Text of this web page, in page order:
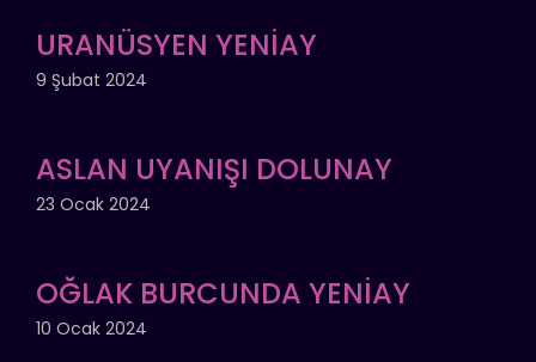
URANÜSYEN YENİAY
9 Şubat 2024
ASLAN UYANIŞI DOLUNAY
23 Ocak 2024
OĞLAK BURCUNDA YENİAY
10 Ocak 2024